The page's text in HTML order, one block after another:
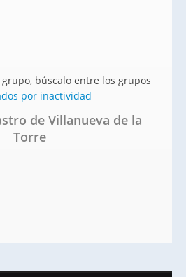
búscalo entre los grupos
por inactividad
de Villanueva de la
Torre